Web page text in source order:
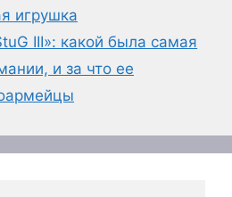
игрушка
III»: какой была самая
и за что ее